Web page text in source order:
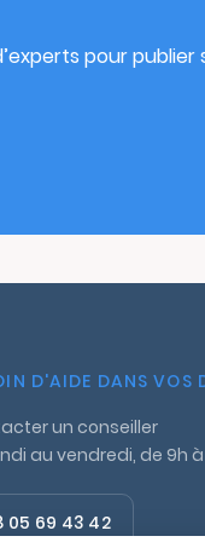
pour
D'AIDE DANS VOS
un conseiller
au vendredi, de 9h à
05 69 43 42